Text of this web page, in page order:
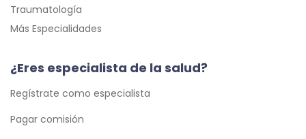
Traumatología
Más Especialidades
¿Eres especialista de la salud?
Regístrate como especialista
Pagar comisión